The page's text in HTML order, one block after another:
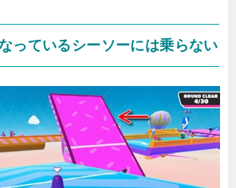
っているシーソーには乗らない